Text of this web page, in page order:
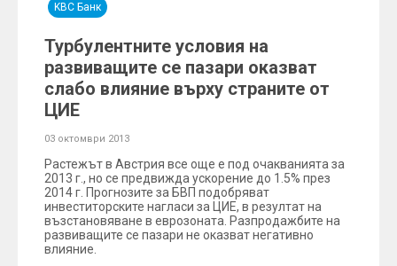
KBC Банк
Турбулентните условия на
развиващите се пазари оказват
слабо влияние върху страните от
ЦИЕ
03 октомври 2013
Растежът в Австрия все още е под очакванията за
2013 г., но се предвижда ускорение до 1.5% през
2014 г. Прогнозите за БВП подобряват
инвеститорските нагласи за ЦИЕ, в резултат на
възстановяване в еврозоната. Разпродажбите на
развиващите се пазари не оказват негативно
влияние.